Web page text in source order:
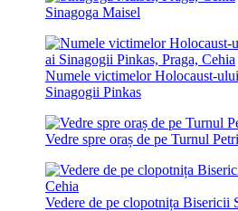
Sinagoga Maisel
Numele victimelor Holocaust-
Sinagogii Pinkas
Vedre spre oraș de pe Turnul
Vedere de pe clopotnița Bisericii